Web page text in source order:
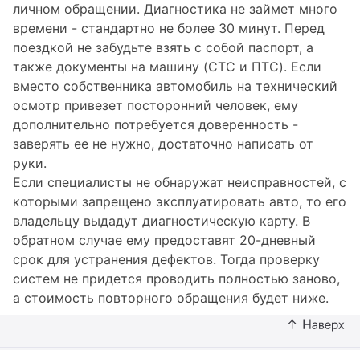
личном обращении. Диагностика не займет много
времени - стандартно не более 30 минут. Перед
поездкой не забудьте взять с собой паспорт, а
также документы на машину (СТС и ПТС). Если
вместо собственника автомобиль на технический
осмотр привезет посторонний человек, ему
дополнительно потребуется доверенность -
заверять ее не нужно, достаточно написать от
руки.
Если специалисты не обнаружат неисправностей, с
которыми запрещено эксплуатировать авто, то его
владельцу выдадут диагностическую карту. В
обратном случае ему предоставят 20-дневный
срок для устранения дефектов. Тогда проверку
систем не придется проводить полностью заново,
а стоимость повторного обращения будет ниже.